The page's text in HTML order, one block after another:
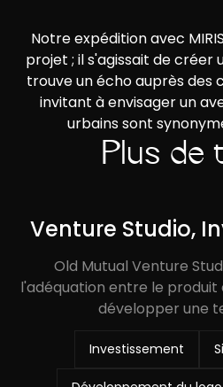
Notre expédition avec
projet ; il s'agissait de créer
trouve un écho auprès des
invitant à envisager un
urbains sont
Plus de
Venture Studio,
Old Mutual Venture
l'adéquation entre le
développer une
Investissement